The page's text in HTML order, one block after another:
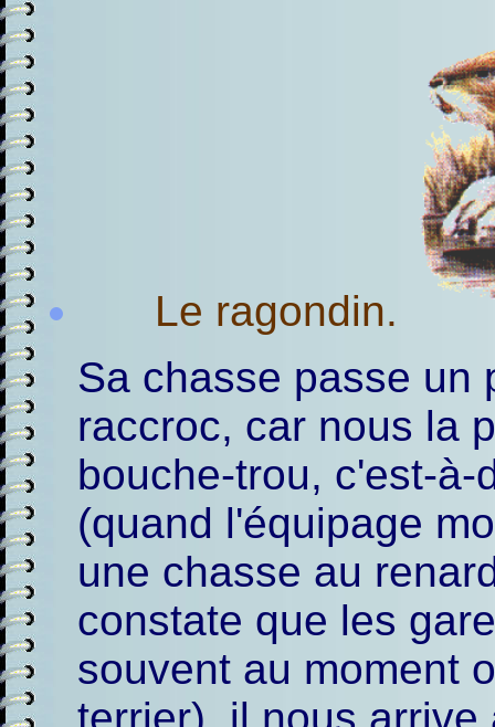
Le ragondin.
Sa chasse passe un
raccroc, car nous la
bouche-trou, c'est-
(quand l'équipage
une chasse au
constate que les
souvent au moment
terrier), il nous